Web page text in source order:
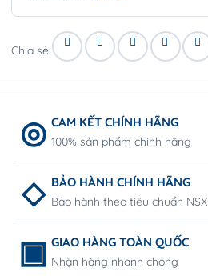
Chia sẻ:
CAM KẾT CHÍNH HÃNG
100% sản phẩm chính hãng
BẢO HÀNH CHÍNH HÃNG
Bảo hành theo tiêu chuẩn NSX
GIAO HÀNG TOÀN QUỐC
Nhận hàng nhanh chóng